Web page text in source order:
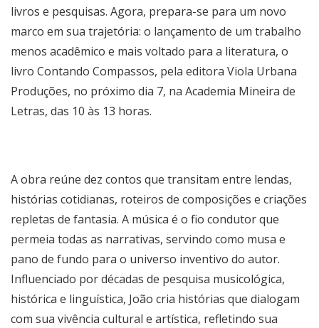
livros e pesquisas. Agora, prepara-se para um novo
marco em sua trajetória: o lançamento de um trabalho
menos acadêmico e mais voltado para a literatura, o
livro Contando Compassos, pela editora Viola Urbana
Produções, no próximo dia 7, na Academia Mineira de
Letras, das 10 às 13 horas.
A obra reúne dez contos que transitam entre lendas,
histórias cotidianas, roteiros de composições e criações
repletas de fantasia. A música é o fio condutor que
permeia todas as narrativas, servindo como musa e
pano de fundo para o universo inventivo do autor.
Influenciado por décadas de pesquisa musicológica,
histórica e linguística, João cria histórias que dialogam
com sua vivência cultural e artística, refletindo sua